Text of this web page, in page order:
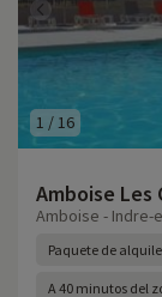
1 /16
Amboise Les
Amboise - Indre-
Paquete de
A 40 minutos del